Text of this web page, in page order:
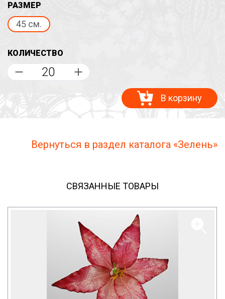
РАЗМЕР
45 см.
КОЛИЧЕСТВО
В корзину
Вернуться в раздел каталога «Зелень»
СВЯЗАННЫЕ ТОВАРЫ